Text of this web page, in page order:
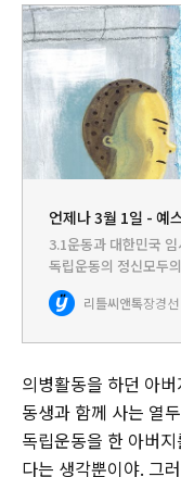
언제나 3월 1일 - 예
3.1운동과 대한민국
독립운동의 정신모두
한 이야기다. 일찍이
생 민구와 함께 사는
리틀씨앤톡장경
의병활동을 하던 아
동생과 함께 사는 열
독립운동을 한 아버
다는 생각뿐이야. 그